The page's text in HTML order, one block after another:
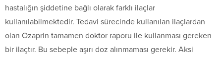
hastalığın şiddetine bağlı olarak farklı ilaçlar
kullanılabilmektedir. Tedavi sürecinde kullanılan ilaçlardan
olan Ozaprin tamamen doktor raporu ile kullanması gereken
bir ilaçtır. Bu sebeple aşırı doz alınmaması gerekir. Aksi